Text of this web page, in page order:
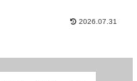
2026.07.31